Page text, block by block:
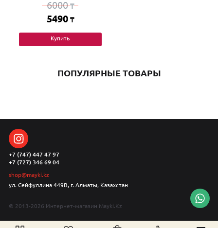
6000₸
5490 ₸
Купить
ПОПУЛЯРНЫЕ ТОВАРЫ
+7 (747) 447 47 97
+7 (727) 346 69 04
shop@mayki.kz
ул. Сейфуллина 449В, г. Алматы, Казахстан
© 2013-2026 Интернет-магазин Mayki.Kz